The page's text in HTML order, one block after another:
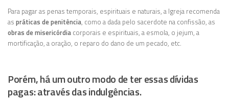
Para pagar as penas temporais, espirituais e naturais, a Igreja recomenda
as práticas de penitência, como a dada pelo sacerdote na confissão, as
obras de misericórdia corporais e espirituais, a esmola, o jejum, a
mortificação, a oração, o reparo do dano de um pecado, etc.
Porém, há um outro modo de ter essas dívidas
pagas: através das indulgências.